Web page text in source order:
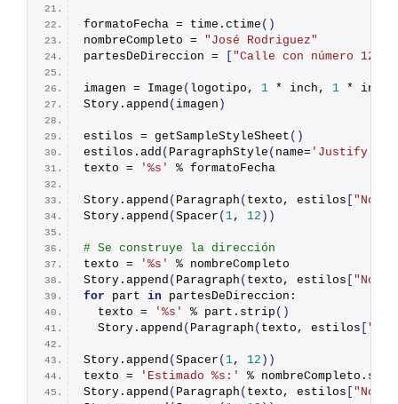
formatoFecha = time. ctime ()
nombreCompleto = "José Rodriguez"
partesDeDireccion =
"Calle con número 123"
imagen = Image ( logotipo, 1 * inch, 1 * inch
Story. append ( imagen )
estilos = getSampleStyleSheet ()
estilos. add ( ParagraphStyle ( name= 'Justify'
texto =
'%s' % formatoFecha
Story. append ( Paragraph ( texto, estilos
Story. append ( Spacer ( 1, 12 ))
# Se construye la dirección
texto =
'%s'
% nombreCompleto
Story. append ( Paragraph ( texto, estilos
for part in partesDeDireccion:
  texto =
'%s' % part. strip ()
  Story.
append ( Paragraph ( texto, estilos
Story. append ( Spacer ( 1, 12 ))
texto =
'Estimado %s:' % nombreCompleto.
Story. append ( Paragraph ( texto, estilos